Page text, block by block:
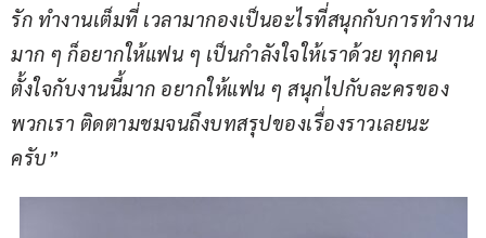
รัก ทำงานเต็มที่ เวลามากองเป็นอะไรที่สนุกกับการทำงาน
มาก ๆ ก็อยากให้แฟน ๆ เป็นกำลังใจให้เราด้วย ทุกคน
ตั้งใจกับงานนี้มาก อยากให้แฟน ๆ สนุกไปกับละครของ
พวกเรา ติดตามชมจนถึงบทสรุปของเรื่องราวเลยนะ
ครับ”